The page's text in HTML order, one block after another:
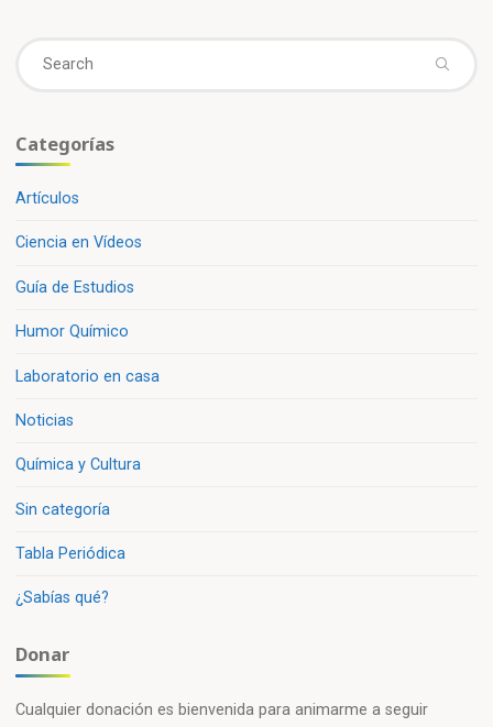
que
como
aditivo
para
gas
Categorías
Artículos
Ciencia en Vídeos
Guía de Estudios
Humor Químico
Laboratorio en casa
Noticias
Química y Cultura
Sin categoría
Tabla Periódica
¿Sabías qué?
Donar
Cualquier donación es bienvenida para animarme a seguir